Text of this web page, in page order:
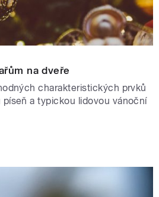
na dveře
charakteristických prvků
a typickou lidovou vánoční